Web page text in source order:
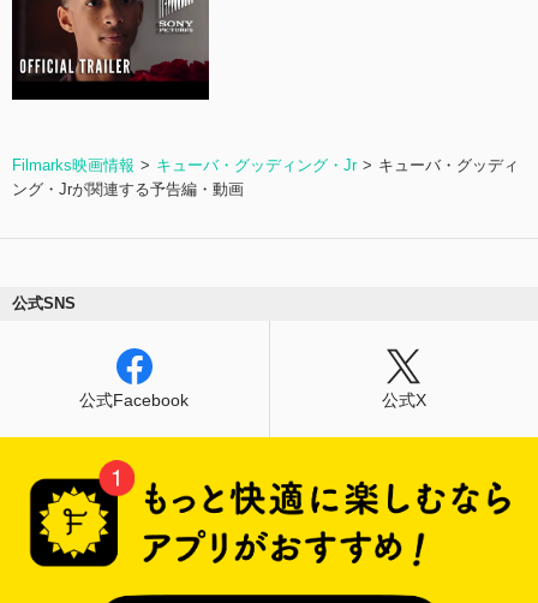
Filmarks映画情報 キューバ・グッディング・Jr
キューバ・グッディ
ング・Jrが関連する予告編・動画
公式SNS
公式Facebook 公式X